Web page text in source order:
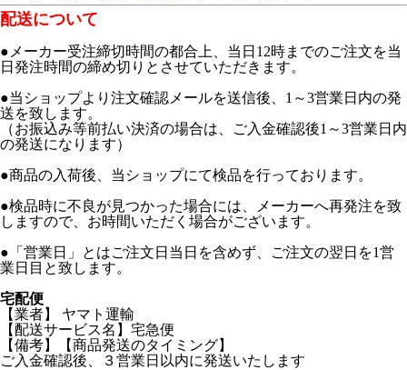
配送について
●メーカー受注締切時間の都合上、当日12時までのご注文を当
日発注時間の締め切りとさせていただきます。
●当ショップより注文確認メールを送信後、1～3営業日内の発
送を致します。
（お振込み等前払い決済の場合は、ご入金確認後1～3営業日内
の発送になります）
●商品の入荷後、当ショップにて検品を行っております。
●検品時に不良が見つかった場合には、メーカーへ再発注を致
しますので、お時間いただく場合がございます。
●「営業日」とはご注文日当日を含めず、ご注文の翌日を1営
業日目と致します。
宅配便
【業者】 ヤマト運輸
【配送サービス名】宅急便
【備考】【商品発送のタイミング】
ご入金確認後、３営業日以内に発送いたします